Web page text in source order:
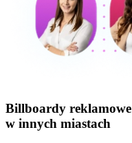
Billboardy reklamowe
w innych miastach